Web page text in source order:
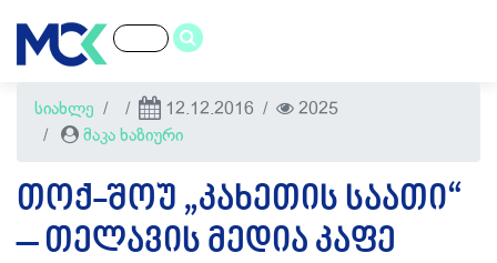
სიახლე 12.12.2016
2025
მაკა ხაზიური
ᲗᲝᲥ-ᲨᲝᲣ „ᲙᲐᲮᲔᲗᲘᲡ ᲡᲐᲐᲗᲘ“
– ᲗᲔᲚᲐᲕᲘᲡ ᲛᲔᲓᲘᲐ ᲙᲐᲤᲔ